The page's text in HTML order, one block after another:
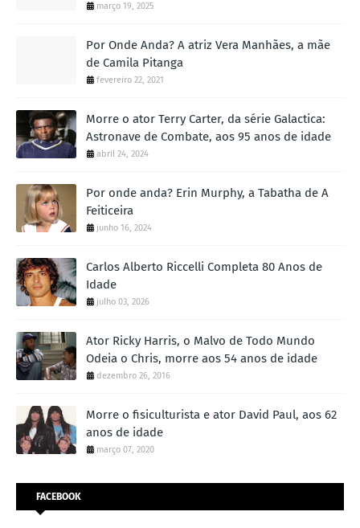
março 19, 2025
Por Onde Anda? A atriz Vera Manhães, a mãe
de Camila Pitanga
fevereiro 22, 2021
Morre o ator Terry Carter, da série Galactica:
Astronave de Combate, aos 95 anos de idade
abril 24, 2024
Por onde anda? Erin Murphy, a Tabatha de A
Feiticeira
junho 16, 2024
Carlos Alberto Riccelli Completa 80 Anos de
Idade
julho 03, 2026
Ator Ricky Harris, o Malvo de Todo Mundo
Odeia o Chris, morre aos 54 anos de idade
dezembro 26, 2016
Morre o fisiculturista e ator David Paul, aos 62
anos de idade
março 07, 2020
FACEBOOK